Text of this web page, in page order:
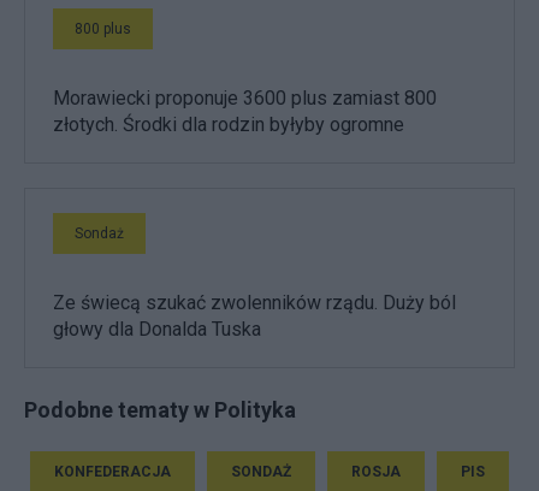
800 plus
Morawiecki proponuje 3600 plus zamiast 800
złotych. Środki dla rodzin byłyby ogromne
Sondaż
Ze świecą szukać zwolenników rządu. Duży ból
głowy dla Donalda Tuska
Podobne tematy w Polityka
KONFEDERACJA SONDAŻ ROSJA PIS